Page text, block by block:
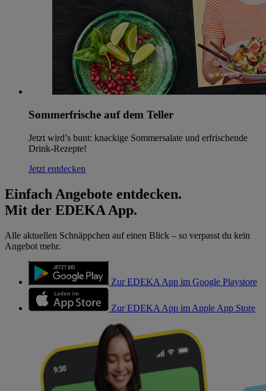
Sommerfrische auf dem Teller
Jetzt wird’s bunt: knackige Sommersalate und erfrischende
Drink-Rezepte!
Jetzt entdecken
Einfach Angebote entdecken.
Mit der EDEKA App.
Alle aktuellen Schnäppchen auf einen Blick – so verpasst du kein
Angebot mehr.
Zur EDEKA App im Google Playstore
Zur EDEKA App im Apple App Store